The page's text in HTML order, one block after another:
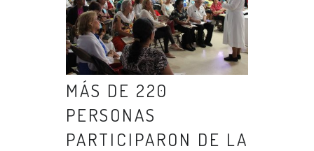
MÁS DE 220
PERSONAS
PARTICIPARON DE LA